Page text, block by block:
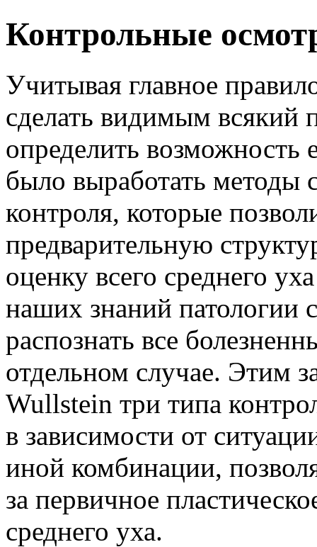
Контрольные
Учитывая главное
сделать видимым всякий
определить возможность
было выработать методы
контроля, которые
предварительную
оценку всего среднего
наших знаний патологии
распознать все
отдельном случае. Этим
Wullstein три типа
в зависимости от
иной комбинации,
за первичное
среднего уха.